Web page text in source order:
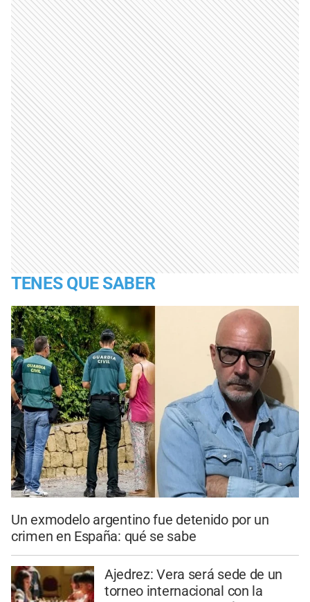
TENES QUE SABER
Un exmodelo argentino fue detenido por un
crimen en España: qué se sabe
Ajedrez: Vera será sede de un
torneo internacional con la